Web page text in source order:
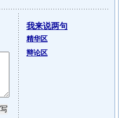
我来说两句
精华区
辩论区